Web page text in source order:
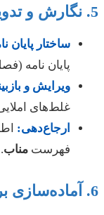
ساختار پایان نامه:
پایان نامه
ویرایش و بازبینی:
غلط‌های املایی و
ارجاع‌دهی:
فهرستمناب.